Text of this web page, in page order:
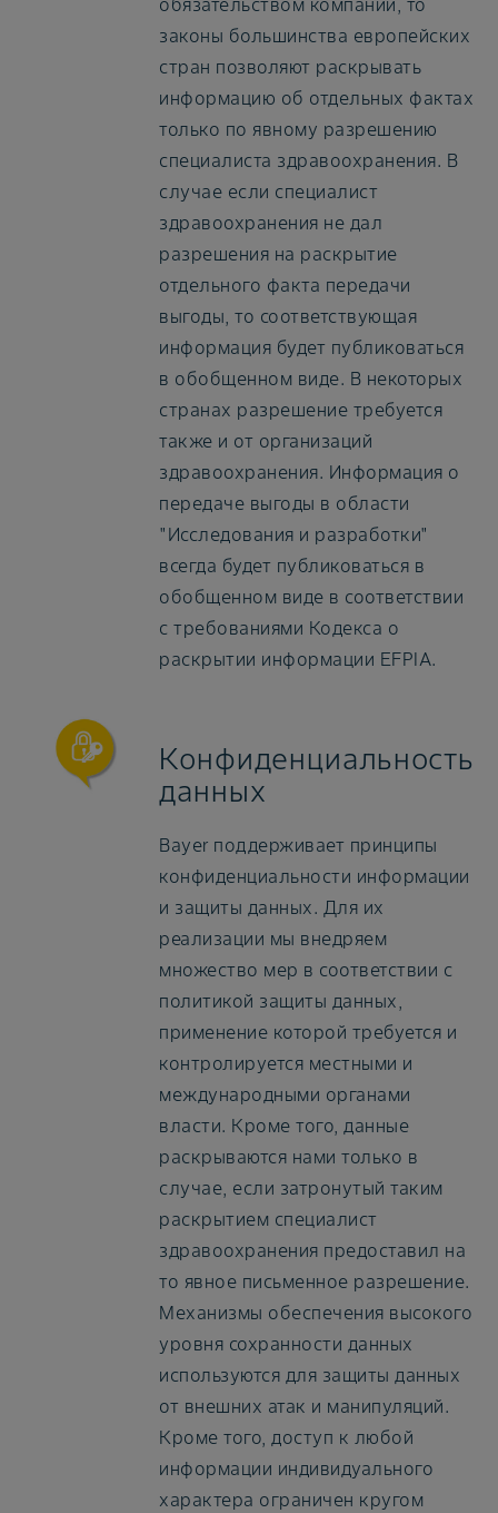
обязательством компании, то
законы большинства европейских
стран позволяют раскрывать
информацию об отдельных фактах
только по явному разрешению
специалиста здравоохранения. В
случае если специалист
здравоохранения не дал
разрешения на раскрытие
отдельного факта передачи
выгоды, то соответствующая
информация будет публиковаться
в обобщенном виде. В некоторых
странах разрешение требуется
также и от организаций
здравоохранения. Информация о
передаче выгоды в области
"Исследования и разработки"
всегда будет публиковаться в
обобщенном виде в соответствии
с требованиями Кодекса о
раскрытии информации EFPIA.
Конфиденциальность
данных
Bayer поддерживает принципы
конфиденциальности информации
и защиты данных. Для их
реализации мы внедряем
множество мер в соответствии с
политикой защиты данных,
применение которой требуется и
контролируется местными и
международными органами
власти. Кроме того, данные
раскрываются нами только в
случае, если затронутый таким
раскрытием специалист
здравоохранения предоставил на
то явное письменное разрешение.
Механизмы обеспечения высокого
уровня сохранности данных
используются для защиты данных
от внешних атак и манипуляций.
Кроме того, доступ к любой
информации индивидуального
характера ограничен кругом